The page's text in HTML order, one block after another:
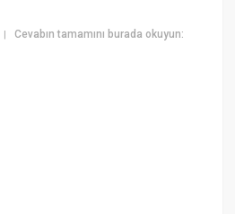
|Cevabın tamamını burada okuyun: